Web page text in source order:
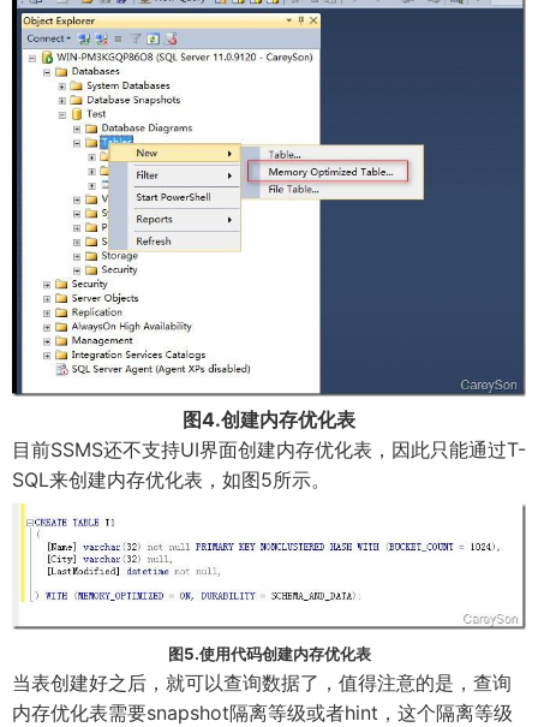
图4.创建内存优化表
目前SSMS还不支持UI界面创建内存优化表，因此只能通过T-
SQL来创建内存优化表，如图5所示。
图5.使用代码创建内存优化表
当表创建好之后，就可以查询数据了，值得注意的是，查询
内存优化表需要snapshot隔离等级或者hint，这个隔离等级